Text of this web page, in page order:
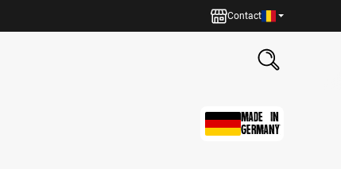
Contact
MADE IN
GERMANY